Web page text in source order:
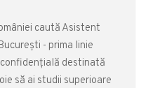
caută Asistent
- prima linie
destinată
să ai studii superioare